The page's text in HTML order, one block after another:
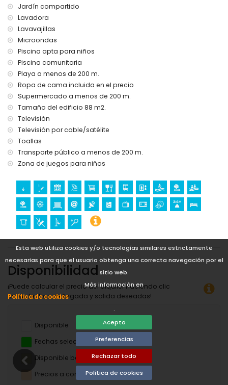
Esta web utiliza cookies y/o tecnologías similares estrictamente
necesarias para que el usuario obtenga una correcta navegación por el
sitio web.
Más información en
Política de cookies
.
Acepto
Preferencias
Rechazar todo
Política de cookies
parque temático (Terra Mítica), zoológico (Terra Natura y
Mundomar) y parque acuático (Aqua Natura y Aqualandia)
(a menos de 10 kilómetros de la casa)
Puntos de interés y cultura en Calpe, Costa Blanca
iglesia (a menos de 1000 metros del alojamiento)
Deportes
tenis (a menos de 5 kilómetros del apartamento)
golf (a menos de 10 kilómetros del apartamento)
Jardín compartido
Lavadora
Lavavajillas
Microondas
Piscina apta para niños
Piscina comunitaria
Playa a menos de 200 m.
Ropa de cama incluida en el precio
Supermercado a menos de 200 m.
Tamaño del edificio 88 m2.
Televisión
Televisión por cable/satélite
Toallas
Transporte público a menos de 200 m.
Zona de juegos para niños
Disponibilidad
¡Puede calcular el precio del alquiler haciendo clic
en las fechas de llegada y salida deseadas!
Disponible
Fechas seleccionadas
Disponible bajo petición
Precios a consultar